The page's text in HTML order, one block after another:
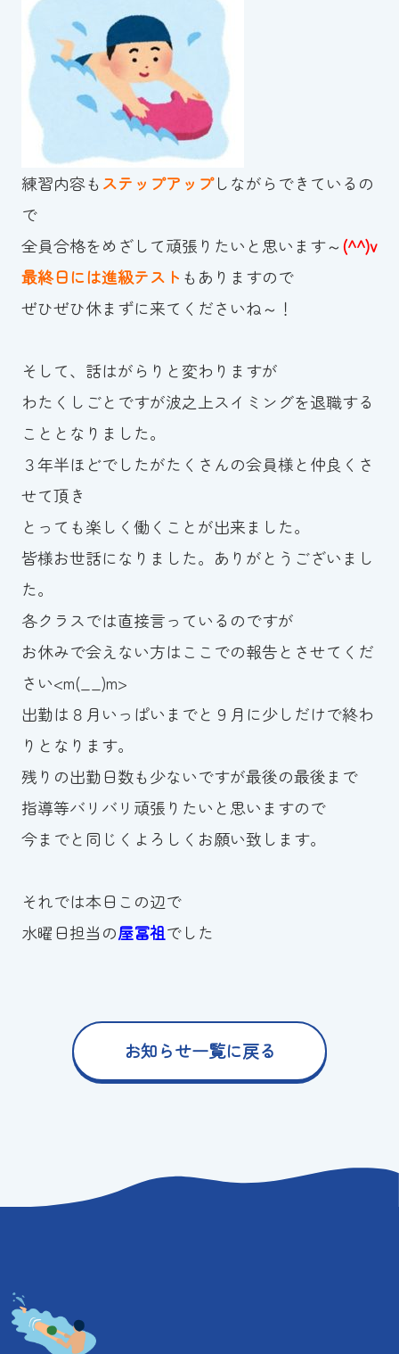
Tel.098-863-7264
平日 9:00～22:00｜土祝 9:00～21:00
メールでお問い合わせ
スイミングスクールの
体験申し込みはこちら!
練習内容もステップアップしながらできているの
で
全員合格をめざして頑張りたいと思います～(^^)v
最終日には進級テスト もありますので
ぜひぜひ休まずに来てくださいね～！
そして、話はがらりと変わりますが
わたくしごとですが波之上スイミングを退職する
こととなりました。
３年半ほどでしたがたくさんの会員様と仲良くさ
せて頂き
とっても楽しく働くことが出来ました。
皆様お世話になりました。ありがとうございまし
た。
各クラスでは直接言っているのですが
お休みで会えない方はここでの報告とさせてくだ
さい<m(__)m>
出勤は８月いっぱいまでと９月に少しだけで終わ
りとなります。
残りの出勤日数も少ないですが最後の最後まで
指導等バリバリ頑張りたいと思いますので
今までと同じくよろしくお願い致します。
それでは本日この辺で
水曜日担当の屋冨祖でした
お知らせ一覧に戻る